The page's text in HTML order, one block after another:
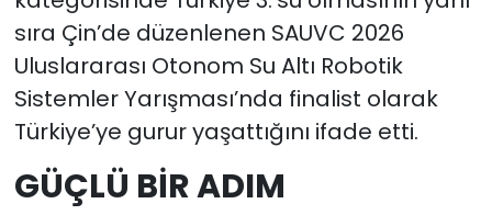
sıra Çin’de düzenlenen SAUVC 2026
Uluslararası Otonom Su Altı Robotik
Sistemler Yarışması’nda finalist olarak
Türkiye’ye gurur yaşattığını ifade etti.
GÜÇLÜ BİR ADIM